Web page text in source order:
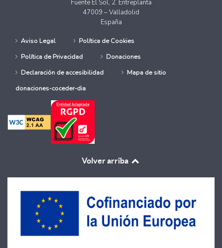
Fuente El Sol, 2. Entreplanta
47009 – Valladolid
España
Aviso Legal
Política de Cookies
Política de Privacidad
Donaciones
Declaración de accesibilidad
Mapa de sitio
donaciones-coceder-dia
Volver arriba